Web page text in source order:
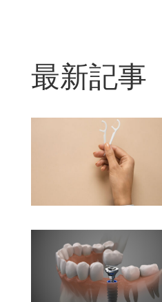
最新記事